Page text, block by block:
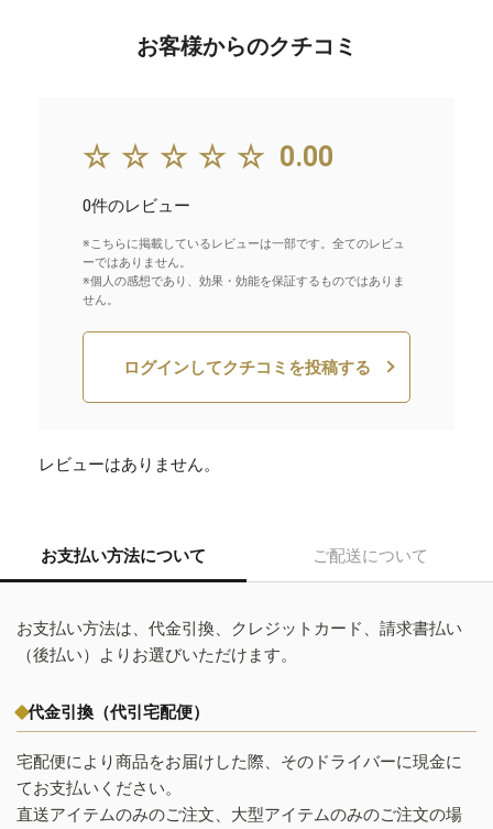
お客様からのクチコミ
☆☆☆☆☆ 0.00
0件のレビュー
※こちらに掲載しているレビューは一部です。全てのレビュ
ーではありません。
※個人の感想であり、効果・効能を保証するものではありま
せん。
ログインしてクチコミを投稿する
レビューはありません。
お支払い方法について ご配送について
お支払い方法は、代金引換、クレジットカード、請求書払い
（後払い）よりお選びいただけます。
代金引換（代引宅配便）
宅配便により商品をお届けした際、そのドライバーに現金に
てお支払いください。
直送アイテムのみのご注文、大型アイテムのみのご注文の場